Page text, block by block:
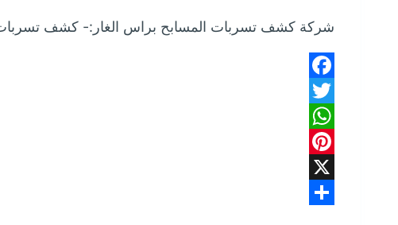
شركة كشف تسربات المسابح براس الغار:- كشف
Facebook
Twitter
WhatsApp
Pinterest
X